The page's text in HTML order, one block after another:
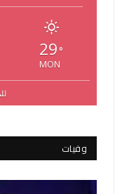
29 °
MON
وفيات